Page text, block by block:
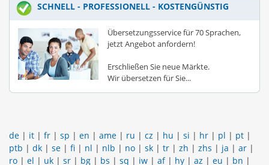
SCHNELL - PROFESSIONELL - KOSTENGÜNSTIG
Übersetzungsservice für 70 Sprachen,
jetzt Angebot anfordern!
Erschließen Sie neue Märkte.
Wir übersetzen für Sie...
de | it | fr | sp | en | ame | ru | cz | hu | si | hr | pl | pt |
ptb | dk | se | fi | nl | nlb | no | sk | tr | zh | zhs | ja | ar |
ro | el | uk | sr | bg | bs | sq | iw | af| hy | az | eu | bn |